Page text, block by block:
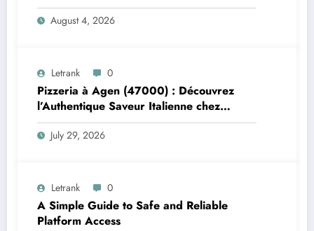
maritime
August 4, 2026
Letrank 0
Pizzeria à Agen (47000) : Découvrez
l’Authentique Saveur Italienne chez
Trattoria Pasta Pizza Brax
July 29, 2026
Letrank 0
A Simple Guide to Safe and Reliable
Platform Access